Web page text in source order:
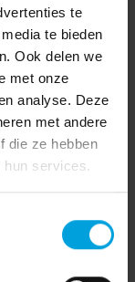
te
te bieden
Ook delen we
met onze
analyse. Deze
met andere
die ze hebben
services.
werknemer